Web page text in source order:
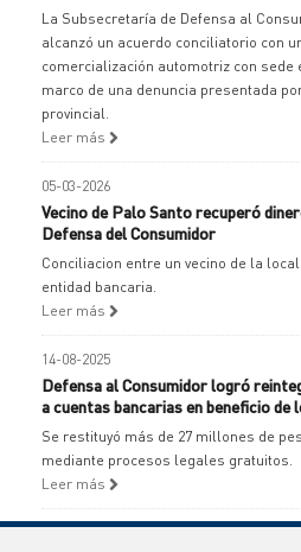
La Subsecretaría de Defensa al
alcanzó un acuerdo conciliatorio con
comercialización automotriz con sede
marco de una denuncia presentada
provincial.
Leer más
05-03-2026
Vecino de Palo Santo recuperó
Defensa del Consumidor
Conciliacion entre un vecino de la
entidad bancaria.
Leer más
14-08-2025
Defensa al Consumidor logró
a cuentas bancarias en beneficio de
Se restituyó más de 27 millones de
mediante procesos legales gratuitos.
Leer más